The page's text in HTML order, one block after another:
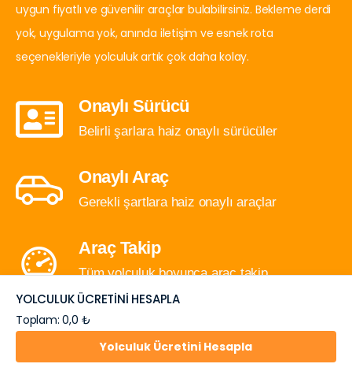
uygun fiyatlı ve güvenilir araçlar bulabilirsiniz. Bekleme derdi
yok, uygulama yok, anında iletişim ve esnek rota
seçenekleriyle yolculuk artık çok daha kolay.
Onaylı Sürücü
Belirli şarlara haiz onaylı sürücüler
Onaylı Araç
Gerekli şartlara haiz onaylı araçlar
Araç Takip
Tüm yolculuk boyunca araç takip
YOLCULUK ÜCRETİNİ HESAPLA
Toplam: 0,0 ₺
Yolculuk Ücretini Hesapla